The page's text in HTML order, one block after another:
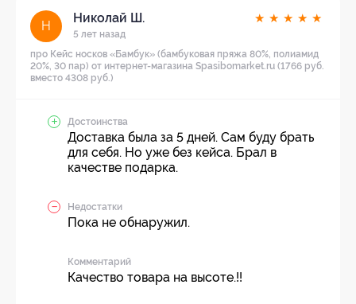
Н
Николай Ш.
5 лет назад
★ ★ ★ ★ ★
про Кейс носков «Бамбук» (бамбуковая пряжа 80%, полиамид
20%, 30 пар) от интернет-магазина Spasibomarket.ru (1766 руб.
вместо 4308 руб.)
Достоинства
Доставка была за 5 дней. Сам буду брать
для себя. Но уже без кейса. Брал в
качестве подарка.
Недостатки
Пока не обнаружил.
Комментарий
Качество товара на высоте.!!